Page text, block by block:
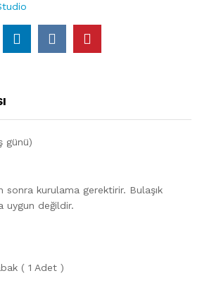
günü)
kurulama gerektirir. Bulaşık
uygun değildir.
( 1 Adet )